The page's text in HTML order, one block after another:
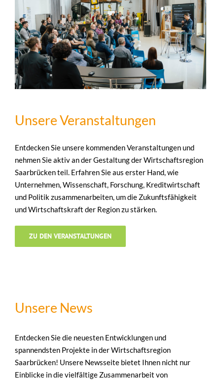
Unsere Veranstaltungen
Entdecken Sie unsere kommenden Veranstaltungen und
nehmen Sie aktiv an der Gestaltung der Wirtschaftsregion
Saarbrücken teil. Erfahren Sie aus erster Hand, wie
Unternehmen, Wissenschaft, Forschung, Kreditwirtschaft
und Politik zusammenarbeiten, um die Zukunftsfähigkeit
und Wirtschaftskraft der Region zu stärken.
ZU DEN VERANSTALTUNGEN
Unsere News
Entdecken Sie die neuesten Entwicklungen und
spannendsten Projekte in der Wirtschaftsregion
Saarbrücken! Unsere Newsseite bietet Ihnen nicht nur
Einblicke in die vielfältige Zusammenarbeit von